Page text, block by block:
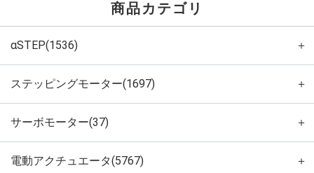
商品カテゴリ
αSTEP(1536) ＋
ステッピングモーター(1697) ＋
サーボモーター(37) ＋
電動アクチュエータ(5767) ＋